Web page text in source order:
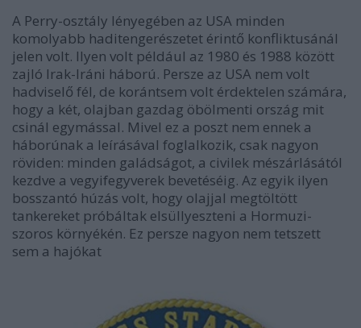
A Perry-osztály lényegében az USA minden
komolyabb haditengerészetet érintő konfliktusánál
jelen volt. Ilyen volt például az 1980 és 1988 között
zajló Irak-Iráni háború. Persze az USA nem volt
hadviselő fél, de korántsem volt érdektelen számára,
hogy a két, olajban gazdag öbölmenti ország mit
csinál egymással. Mivel ez a poszt nem ennek a
háborúnak a leírásával foglalkozik, csak nagyon
röviden: minden galádságot, a civilek mészárlásától
kezdve a vegyifegyverek bevetéséig. Az egyik ilyen
bosszantó húzás volt, hogy olajjal megtöltött
tankereket próbáltak elsüllyeszteni a Hormuzi-
szoros környékén. Ez persze nagyon nem tetszett
sem a hajókat